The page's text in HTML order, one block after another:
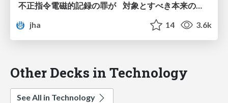
不正指令電磁的記録の罪が 対象とすべき本来の範囲とは
jha
14 3.6k
Other Decks in Technology
See All in Technology